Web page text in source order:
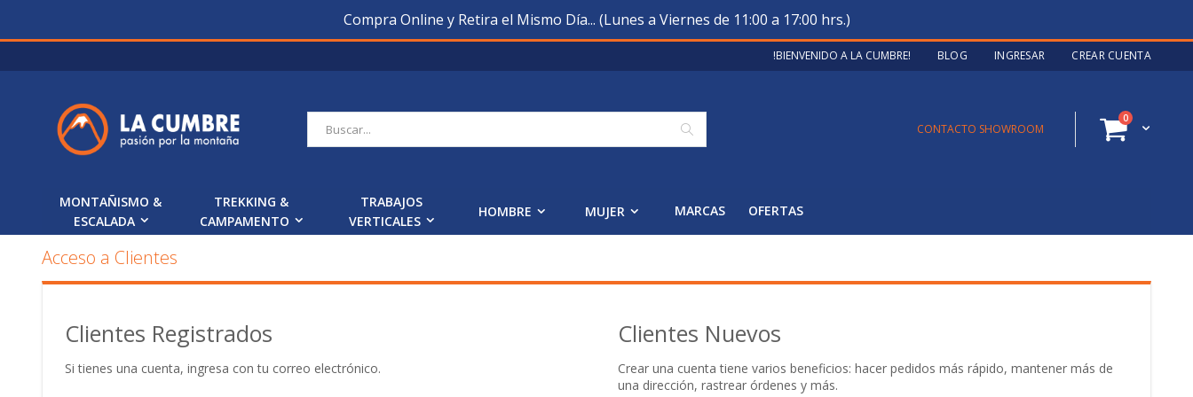
Compra Online y Retira el Mismo Día... (Lunes a Viernes de 11:00 a 17:00 hrs.)
a
!BIENVENIDO A LA CUMBRE! BLOG INGRESAR CREAR CUENTA
Cart
0artículos
Buscar
CONTACTO SHOWROOM
MONTAÑISMO &
ESCALADA
TREKKING &
CAMPAMENTO
TRABAJOS
VERTICALES
HOMBRE MUJER MARCAS OFERTAS
Acceso a Clientes
Clientes Registrados
Si tienes una cuenta, ingresa con tu correo electrónico.
Clientes Nuevos
Crear una cuenta tiene varios beneficios: hacer pedidos más rápido, mantener más de
una dirección, rastrear órdenes y más.